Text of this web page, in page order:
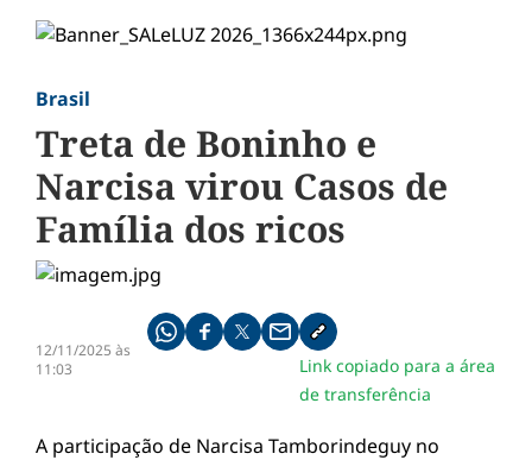
Brasil
Treta de Boninho e
Narcisa virou Casos de
Família dos ricos
12/11/2025 às
11:03
Compartilhe pelo whatsapp
Compartilhar no facebook
Compartilhar no twitter
Compartilhe pelo email
Copiar link da notícia
Link copiado para a área
de transferência
A participação de Narcisa Tamborindeguy no